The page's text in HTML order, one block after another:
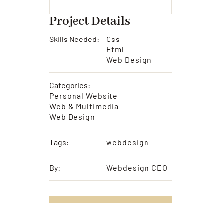
Project Details
Skills Needed:
Css
Html
Web Design
Categories:
Personal Website
Web & Multimedia
Web Design
Tags: webdesign
By: Webdesign CEO